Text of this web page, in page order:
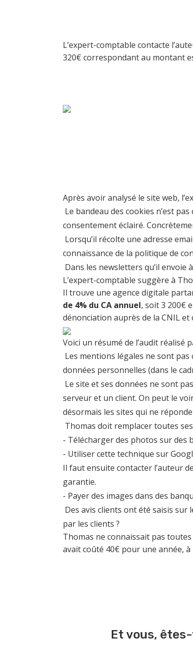
L’expert-comptable contacte
320€ correspondant au montant
Après avoir analysé le site web,
Le bandeau des cookies n’est
consentement éclairé.
Lorsqu’il récolte une adresse
connaissance de la politique de
Dans les newsletters qu’il envoie
L’expert-comptable suggère à
Il trouve une agence digitale
de 4% du CA annuel, soit 3 200€
dénonciation auprès de la CNIL
Voici un résumé de l’audit réalisé
Les mentions légales ne sont pas
données personnelles (dans le
Le site et ses données ne sont
serveur et un client. On peut le
désormais les sites qui ne
Thomas doit remplacer toutes
- Télécharger des photos sur des
- Utiliser cette technique sur
Il faut ensuite contacter l’auteur
garantie.
- Payer des images dans des
Des avis clients ont été saisis sur
par les clients ?
Thomas ne connaissait pas toutes
avait coûté 40€ pour une année, à
Et vous,